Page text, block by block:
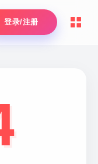
登录/注册